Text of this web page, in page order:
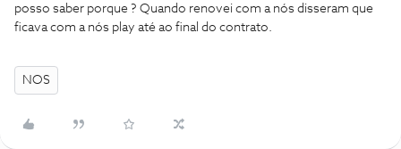
posso saber porque ? Quando renovei com a nós disseram que
ficava com a nós play até ao final do contrato.
NOS